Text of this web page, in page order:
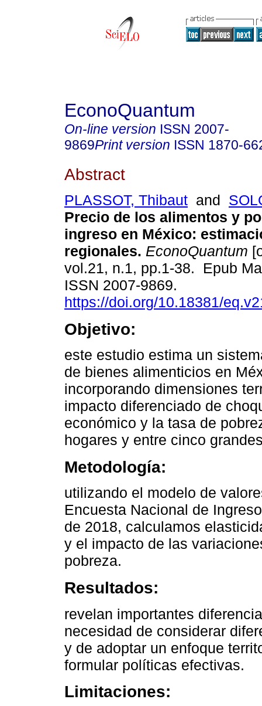
EconoQuantum
On-line version ISSN 2007-
9869Print version ISSN 1870-
Abstract
PLASSOT, Thibaut and
Precio de los alimentos y
ingreso en México:
regionales. EconoQuantum
vol.21, n.1, pp.1-38. Epub
ISSN 2007-9869.
https://doi.org/10.18381/
Objetivo:
este estudio estima un
de bienes alimenticios en
incorporando dimensiones
impacto diferenciado de
económico y la tasa de
hogares y entre cinco
Metodología:
utilizando el modelo de
Encuesta Nacional de
de 2018, calculamos
y el impacto de las
pobreza.
Resultados:
revelan importantes
necesidad de considerar
y de adoptar un enfoque
formular políticas efectivas.
Limitaciones: